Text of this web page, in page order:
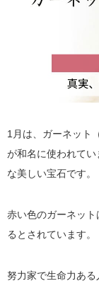
1月は、ガーネット
が和名に使われて
な美しい宝石です。
赤い色のガーネッ
るとされています。
努力家で生命力ある